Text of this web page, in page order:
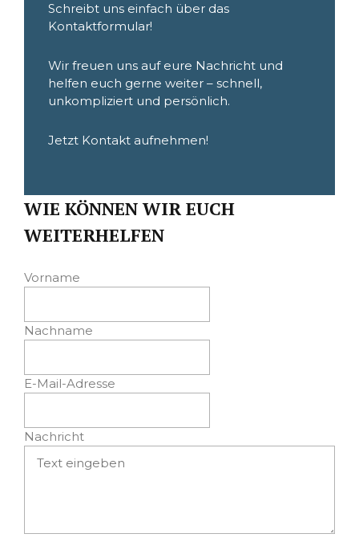
Schreibt uns einfach über das
Kontaktformular!
Wir freuen uns auf eure Nachricht und
helfen euch gerne weiter – schnell,
unkompliziert und persönlich.
Jetzt Kontakt aufnehmen!
WIE KÖNNEN WIR EUCH
WEITERHELFEN
Vorname
Nachname
E-Mail-Adresse
Nachricht